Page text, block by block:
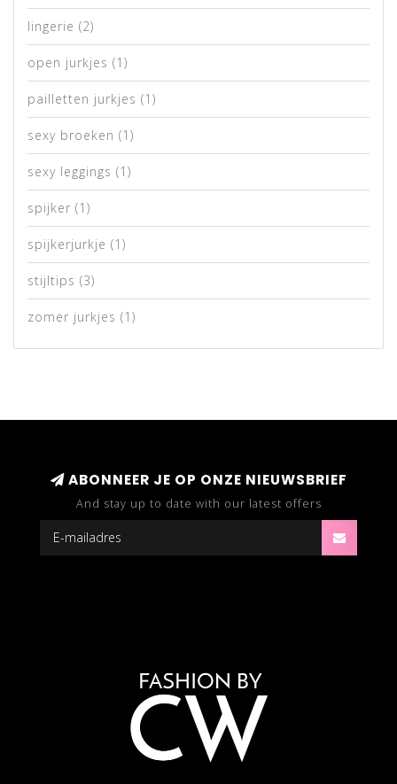
lingerie (2)
open jurkjes (1)
pailletten jurkjes (1)
sexy broeken (1)
sexy leggings (1)
spijker (1)
spijkerjurkje (1)
stijltips (3)
zomer jurkjes (1)
ABONNEER JE OP ONZE NIEUWSBRIEF
And stay up to date with our latest offers